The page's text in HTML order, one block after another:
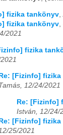
fizika tankönyv,
fizika tankönyv,
2021
fizika
Re: [Fizinfo]
12/24/2021
Re: [Fizinfo]
István, 12/24/
Re: [Fizinfo]
12/25/2021